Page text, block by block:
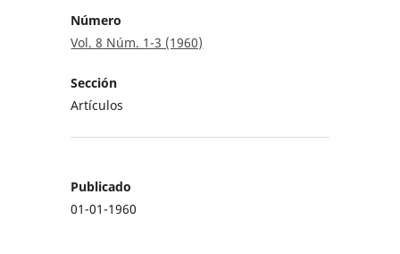
Número
Vol. 8 Núm. 1-3 (1960)
Sección
Artículos
Publicado
01-01-1960